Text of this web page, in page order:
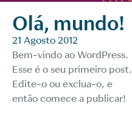
Olá, mundo!
21 Agosto 2012
Bem-vindo ao WordPress.
Esse é o seu primeiro post.
Edite-o ou exclua-o, e
então comece a publicar!